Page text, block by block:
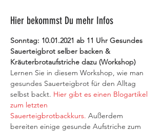
Hier bekommst Du mehr Infos
Sonntag: 10.01.2021 ab 11 Uhr Gesundes
Sauerteigbrot selber backen &
Kräuterbrotaufstriche dazu (Workshop)
Lernen Sie in diesem Workshop, wie man
gesundes Sauerteigbrot für den Alltag
selbst backt. Hier gibt es einen Blogartikel
zum letzten
Sauerteigbrotbackkurs. Außerdem
bereiten einige gesunde Aufstriche zum